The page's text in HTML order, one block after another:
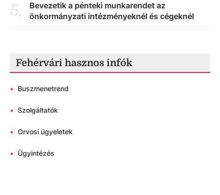
5.
Bevezetik a pénteki munkarendet az
önkormányzati intézményeknél és cégeknél
Fehérvári hasznos infók
• Buszmenetrend
• Szolgáltatók
• Orvosi ügyeletek
• Ügyintézés